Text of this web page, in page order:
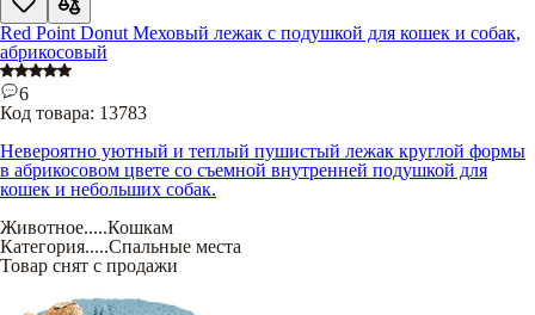
Red Point Donut Меховый лежак с подушкой для кошек и собак,
абрикосовый
6
Код товара: 13783
Невероятно уютный и теплый пушистый лежак круглой формы
в абрикосовом цвете со съемной внутренней подушкой для
кошек и небольших собак.
Животное.....Кошкам
Категория.....Спальные места
Товар снят с продажи